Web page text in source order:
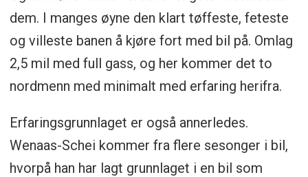
dem. I manges øyne den klart tøffeste, feteste
og villeste banen å kjøre fort med bil på. Omlag
2,5 mil med full gass, og her kommer det to
nordmenn med minimalt med erfaring herifra.
Erfaringsgrunnlaget er også annerledes.
Wenaas-Schei kommer fra flere sesonger i bil,
hvorpå han har lagt grunnlaget i en bil som